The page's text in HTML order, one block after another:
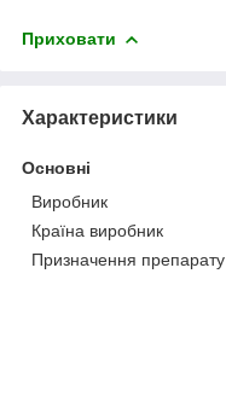
Приховати
Характеристики
Основні
Виробник
Країна виробник
Призначення препарату